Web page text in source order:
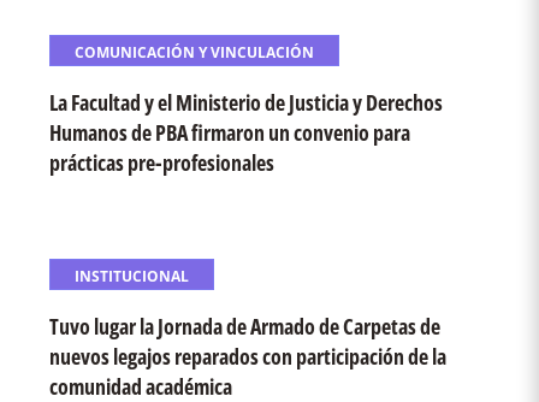
COMUNICACIÓN Y VINCULACIÓN
La Facultad y el Ministerio de Justicia y Derechos
Humanos de PBA firmaron un convenio para
prácticas pre-profesionales
INSTITUCIONAL
Tuvo lugar la Jornada de Armado de Carpetas de
nuevos legajos reparados con participación de la
comunidad académica